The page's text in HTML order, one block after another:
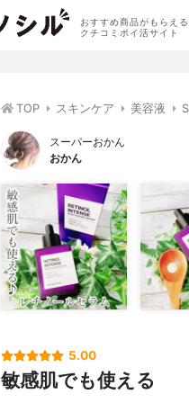
おすすめ商品がもらえる
クチコミポイ活サイト
TOP スキンケア 美容液
スーパーおかん
おかん
5.00
敏感肌でも使える